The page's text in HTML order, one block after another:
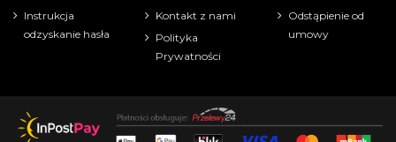
Instrukcja
odzyskanie hasła
Kontakt z nami
Polityka
Prywatności
Odstąpienie od
umowy